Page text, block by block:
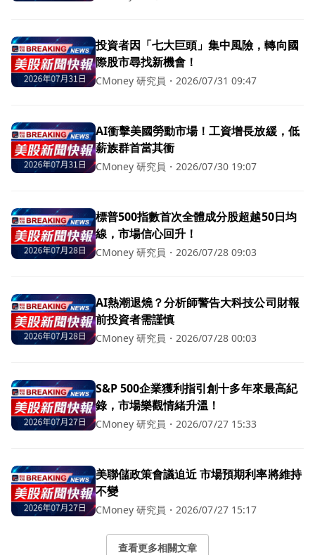
投資者因「七大巨頭」集中風險，轉向國
際股市尋找新機會！
CMoney 研究員 ・2026/07/31 09:47
AI衝擊美國勞動市場！工資增長放緩，低
薪族群首當其衝
CMoney 研究員 ・2026/07/30 19:07
標普500指數首次全體成分股超越50日均
線，市場信心回升！
CMoney 研究員 ・2026/07/28 09:03
AI熱潮退燒？分析師警告大科技公司財報
前投資者需謹慎
CMoney 研究員 ・2026/07/28 00:03
S&P 500企業獲利指引創十多年來最高紀
錄，市場樂觀情緒升溫！
CMoney 研究員 ・2026/07/27 15:33
美聯儲政策會議迫近 市場預期利率將維持
不變
CMoney 研究員 ・2026/07/27 15:17
查看更多相關文章